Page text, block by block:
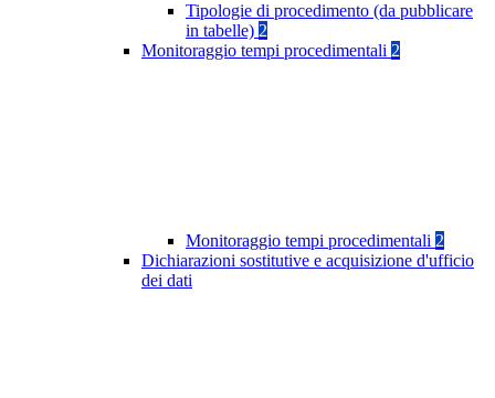
Tipologie di procedimento (da pubblicare
in tabelle) 2
Monitoraggio tempi procedimentali 2
Monitoraggio tempi procedimentali 2
Dichiarazioni sostitutive e acquisizione d'ufficio
dei dati